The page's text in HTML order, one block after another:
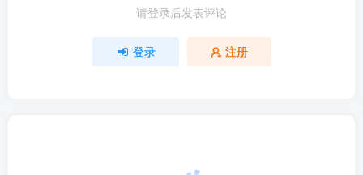
请登录后发表评论
登录 注册